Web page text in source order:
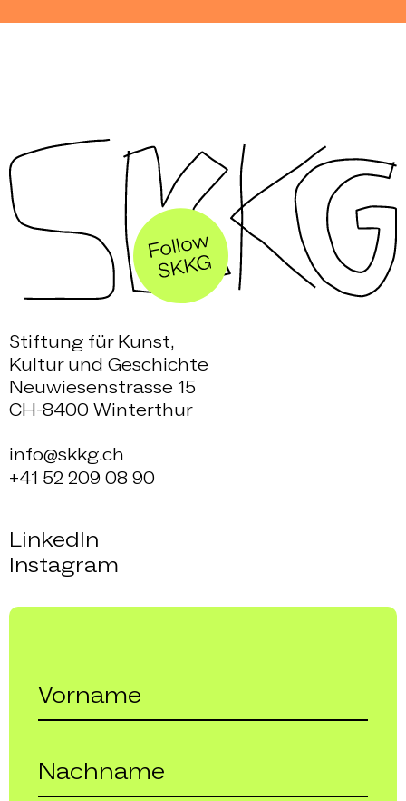
Stiftung für Kunst,
Kultur und Geschichte
Neuwiesenstrasse 15
CH-8400 Winterthur
info@skkg.ch
+41 52 209 08 90
LinkedIn
Instagram